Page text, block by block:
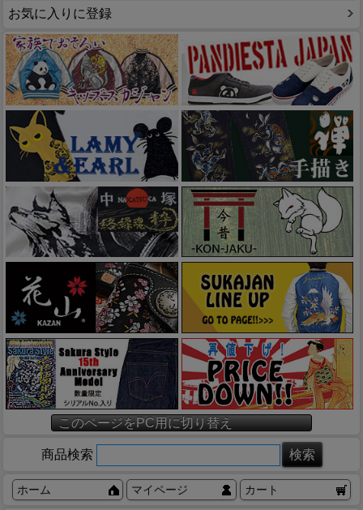
お気に入りに登録
このページをPC用に切り替え
商品検索
ホーム マイページ カート